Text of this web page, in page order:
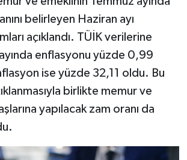
belirleyen Haziran ayı
açıklandı. TÜİK verilerine
enflasyonu yüzde 0,99
ise yüzde 32,11 oldu. Bu
birlikte memur ve
yapılacak zam oranı da